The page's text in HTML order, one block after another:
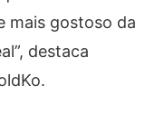
mais gostoso da
destaca